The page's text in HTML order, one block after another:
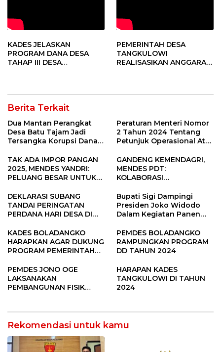
KADES JELASKAN
PROGRAM DANA DESA
TAHAP III DESA
PEMERINTAH DESA
TANGKULOWI
REALISASIKAN ANGGARAN
Berita Terkait
Dua Mantan Perangkat
Desa Batu Tajam Jadi
Tersangka Korupsi Dana
Peraturan Menteri Nomor
2 Tahun 2024 Tentang
Petunjuk Operasional Atas
Desa Tahun 2025
TAK ADA IMPOR PANGAN
2025, MENDES YANDRI:
PELUANG BESAR UNTUK
GANDENG KEMENDAGRI,
MENDES PDT:
KOLABORASI
PEMBANGUNAN DESA
DEKLARASI SUBANG
TANDAI PERINGATAN
PERDANA HARI DESA DI
Bupati Sigi Dampingi
Presiden Joko Widodo
Dalam Kegiatan Panen
Pandere
KADES BOLADANGKO
HARAPKAN AGAR DUKUNG
PROGRAM PEMERINTAH
PEMDES BOLADANGKO
RAMPUNGKAN PROGRAM
DD TAHUN 2024
PEMDES JONO OGE
LAKSANAKAN
PEMBANGUNAN FISIK
HARAPAN KADES
TANGKULOWI DI TAHUN
2024
Rekomendasi untuk kamu